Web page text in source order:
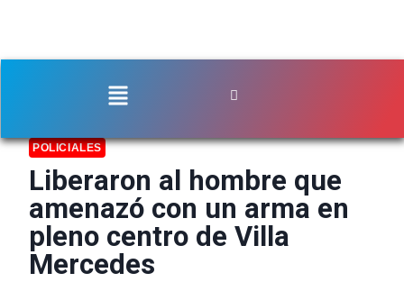
POLICIALES
Liberaron al hombre que
amenazó con un arma en
pleno centro de Villa
Mercedes